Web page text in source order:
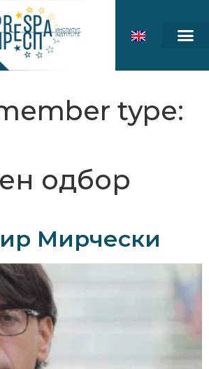
type:
одбор
Мирчески